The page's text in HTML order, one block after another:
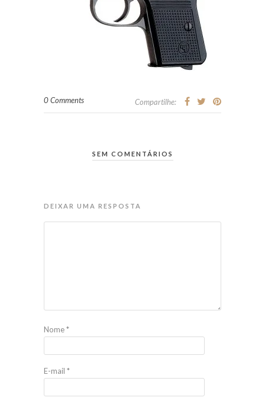
0 Comments Compartilhe:
SEM COMENTÁRIOS
DEIXAR UMA RESPOSTA
Nome*
E-mail *